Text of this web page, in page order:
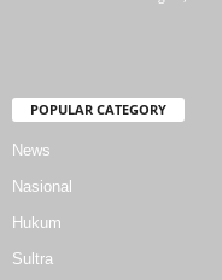
POPULAR CATEGORY
News
Nasional
Hukum
Sultra